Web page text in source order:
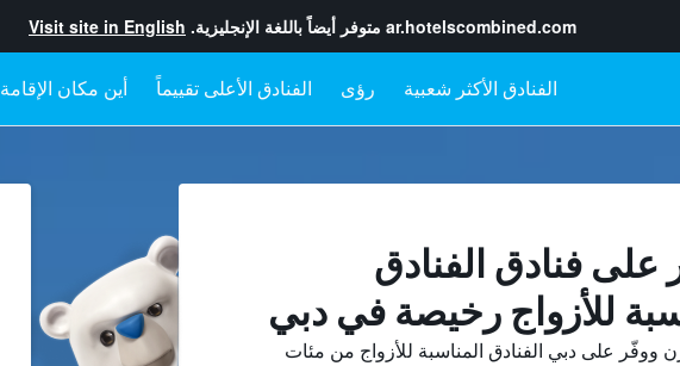
ar.hotelscombined.com متوفر أيضاً باللغة الإنجليزية. Visit site in English
رؤى الفنادق الأعلى تقييماً أين مكان الإقامة
على فنادق الفنادق
للأزواج رخيصة في دبي
ووفّر على دبي الفنادق المناسبة للأزواج من مئات